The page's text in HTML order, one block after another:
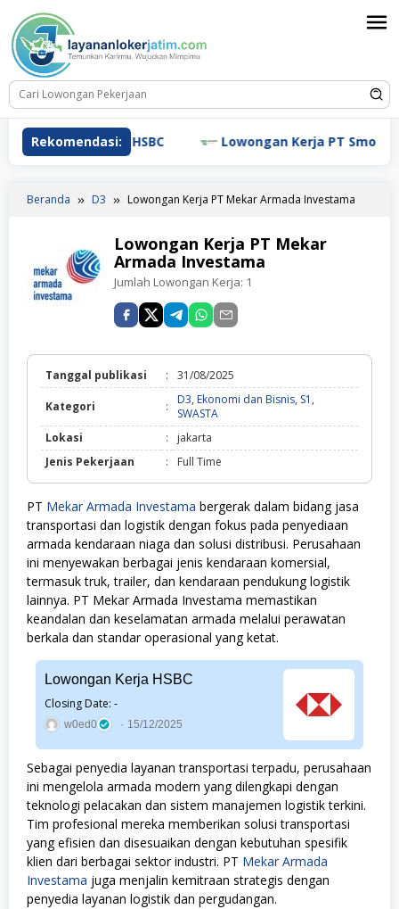
konten
Rekomendasi:
Kerja HSBC Lowongan Kerja PT Smoore
Beranda D3 Lowongan Kerja PT Mekar Armada Investama
Lowongan Kerja PT Mekar
Armada Investama
Jumlah Lowongan Kerja: 1
Tanggal publikasi : 31/08/2025
Kategori : D3, Ekonomi dan Bisnis, S1 ,
SWASTA
Ekonomi
Bisnis,
S1,
SWASTA
Lokasi :
jakarta
Jenis Pekerjaan
: Full Time
PT Mekar Armada Investama bergerak dalam bidang jasa
transportasi dan logistik dengan fokus pada penyediaan
armada kendaraan niaga dan solusi distribusi. Perusahaan
ini menyewakan berbagai jenis kendaraan komersial,
termasuk truk, trailer, dan kendaraan pendukung logistik
lainnya. PT Mekar Armada Investama memastikan
keandalan dan keselamatan armada melalui perawatan
berkala dan standar operasional yang ketat.
Lowongan Kerja HSBC
Closing Date: -
w0ed0 15/12/2025
Sebagai penyedia layanan transportasi terpadu, perusahaan
ini mengelola armada modern yang dilengkapi dengan
teknologi pelacakan dan sistem manajemen logistik terkini.
Tim profesional mereka memberikan solusi transportasi
yang efisien dan disesuaikan dengan kebutuhan spesifik
klien dari berbagai sektor industri. PT Mekar Armada
Investama juga menjalin kemitraan strategis dengan
penyedia layanan logistik dan pergudangan.